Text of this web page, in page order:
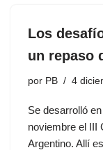
Los
un repaso
por PB 4
Se desarrolló
noviembre el III
Argentino. Allí